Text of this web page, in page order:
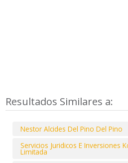
Resultados Similares a:
Nestor Alcides Del Pino Del Pino
Servicios Juridicos E Inversiones
Limitada